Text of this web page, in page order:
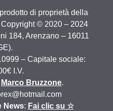
di proprietà della
© 2020 – 2024
184, Arenzano – 16011
– Capitale sociale:
I.V.
Marco Bruzzone.
News: Fai clic su ☆